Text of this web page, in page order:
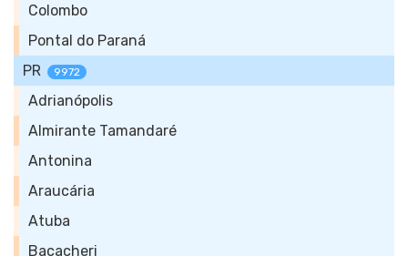
Colombo
Pontal do Paraná
PR
9972
Adrianópolis
Almirante Tamandaré
Antonina
Araucária
Atuba
Bacacheri